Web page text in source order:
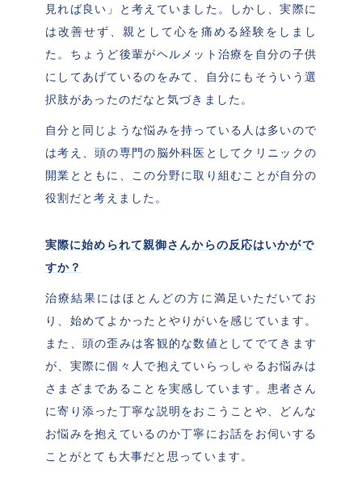
見れば良い」と考えていました。しかし、実際に
は改善せず、親として心を痛める経験をしまし
た。ちょうど後輩がヘルメット治療を自分の子供
にしてあげているのをみて、自分にもそういう選
択肢があったのだなと気づきました。
自分と同じような悩みを持っている人は多いので
は考え、頭の専門の脳外科医としてクリニックの
開業とともに、この分野に取り組むことが自分の
役割だと考えました。
実際に始められて親御さんからの反応はいかがで
すか？
治療結果にはほとんどの方に満足いただいてお
り、始めてよかったとやりがいを感じています。
また、頭の歪みは客観的な数値としてでてきます
が、実際に個々人で抱えていらっしゃるお悩みは
さまざまであることを実感しています。患者さん
に寄り添った丁寧な説明をおこうことや、どんな
お悩みを抱えているのか丁寧にお話をお伺いする
ことがとても大事だと思っています。